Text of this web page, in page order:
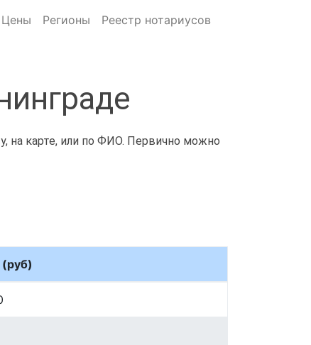
Цены Регионы Реестр нотариусов
на карте, или по ФИО. Первично можно